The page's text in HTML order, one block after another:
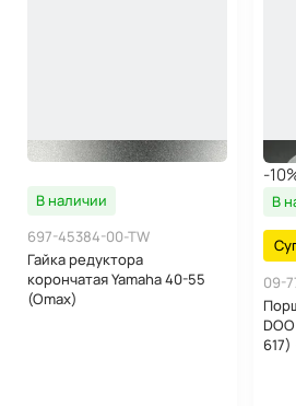
В наличии
697-45384-00-TW
Гайка редуктора
корончатая Yamaha 40-55
(Omax)
-
В
09-